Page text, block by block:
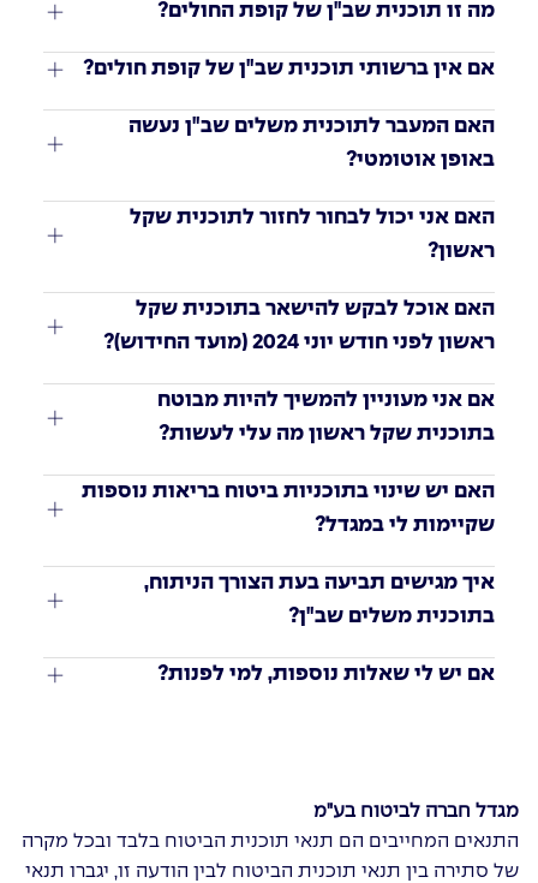
מה זו תוכנית שב"ן של קופת החולים?
אם אין ברשותי תוכנית שב"ן של קופת חולים?
באופן אוטומטי?
ראשון?
ראשון לפני חודש יוני 2024 (מועד החידוש)?
בתוכנית שקל ראשון מה עלי לעשות?
שקיימות לי במגדל?
בתוכנית משלים שב"ן?
אם יש לי שאלות נוספות, למי לפנות?
מגדל חברה לביטוח בע"מ
התנאים המחייבים הם תנאי תוכנית הביטוח בלבד ובכל מקרה
של סתירה בין תנאי תוכנית הביטוח לבין הודעה זו, יגברו תנאי